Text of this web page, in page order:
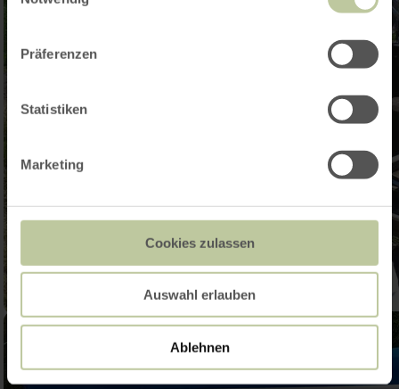
Präferenzen
Statistiken
Marketing
Cookies zulassen
Auswahl erlauben
Ablehnen